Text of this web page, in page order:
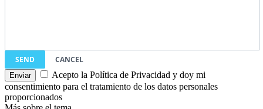
SEND
CANCEL
Acepto la Política de Privacidad y doy mi
consentimiento para el tratamiento de los datos personales
proporcionados